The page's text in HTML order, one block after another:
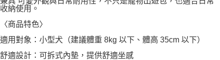
收納使用。
〈商品特色〉
適用對象：小型犬（建議體重 8kg 以下、體高 35cm 以下）
舒適設計：可拆式內墊，提供舒適坐感